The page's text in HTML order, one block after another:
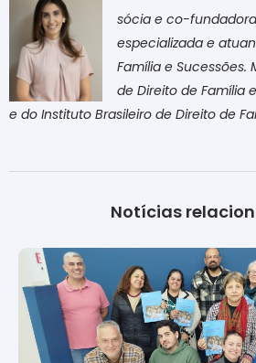
sócia e co-fundadora
especializada e
Família e Sucessões.
de Direito de Família
e do Instituto Brasileiro de Direito de
Notícias